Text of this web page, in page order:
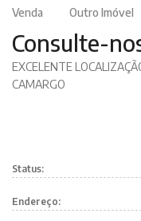
Venda Outro Imóvel
Consulte-
EXCELENTE
CAMARGO
Status:
Endereço: